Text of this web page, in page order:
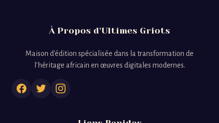
À Propos d'Ultimes Griots
Maison d'édition spécialisée dans la transformation de
l'héritage africain en œuvres digitales modernes.